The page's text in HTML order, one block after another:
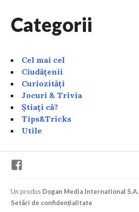
Categorii
Cel mai cel
Ciudățenii
Curiozități
Jocuri & Trivia
Știați că?
Tips&Tricks
Utile
Un produs Dogan Media International S.A.
Setări de confidențialitate